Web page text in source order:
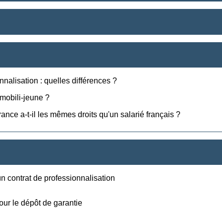
: quelles différences ?
jeune ?
a-t-il les mêmes droits qu'un salarié français ?
contrat de professionnalisation
le dépôt de garantie